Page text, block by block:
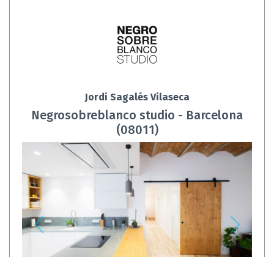
Jordi Sagalés Vilaseca
Negrosobreblanco studio - Barcelona
(08011)